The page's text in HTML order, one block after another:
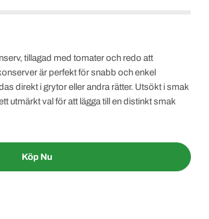
tillagad med tomater och redo att
är perfekt för snabb och enkel
direkt i grytor eller andra rätter. Utsökt i smak
utmärkt val för att lägga till en distinkt smak
Aubergine 415g
Konserverad Aubergine 415g
Köp Nu